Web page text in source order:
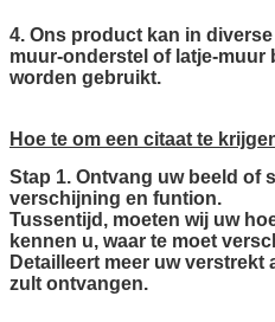
4. Ons product kan in
muur-onderstel of latje-muur
worden gebruikt.
Hoe te om een citaat te
Stap 1. Ontvang uw beeld of
verschijning en funtion.
Tussentijd, moeten wij uw
kennen u, waar te moet
Detailleert meer uw verstrekt
zult ontvangen.